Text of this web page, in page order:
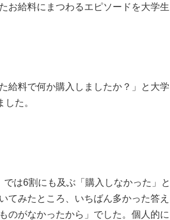
お給料にまつわるエピソードを大学生
給料で何か購入しましたか？」と大学
た。
は6割にも及ぶ「購入しなかった」と
てみたところ、いちばん多かった答え
のがなかったから」でした。個人的に